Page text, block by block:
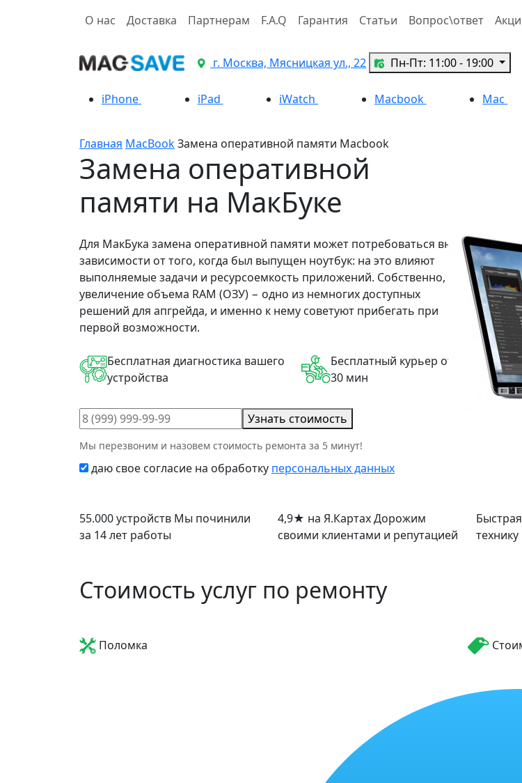
О нас Доставка Партнерам F.A.Q Гарантия Статьи Вопрос\ответ
г. Москва, Мясницкая ул., 22 Пн-Пт: 11:00 - 19:00
iPhone
iPad iWatch Macbook Mac
Главная MacBookЗамена оперативной памяти Macbook
Замена оперативной
памяти на МакБуке
Для МакБука замена оперативной памяти может потребоваться вне
зависимости от того, когда был выпущен ноутбук: на это влияют
выполняемые задачи и ресурсоемкость приложений. Собственно,
увеличение объема RAM (ОЗУ) − одно из немногих доступных
решений для апгрейда, и именно к нему советуют прибегать при
первой возможности.
Бесплатная диагностика вашего
устройства
Бесплатный курьер от
30 мин
Узнать стоимость
Мы перезвоним и назовем стоимость ремонта за 5 минут!
даю свое согласие на обработку персональных данных
55.000 устройств Мы починили
за 14 лет работы
4,9★ на Я.КартахДорожим
своими клиентами и репутацией
Стоимость услуг по ремонту
Поломка